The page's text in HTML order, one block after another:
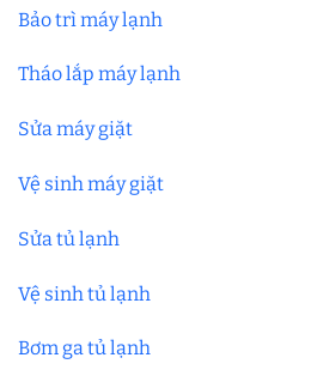
Bảo trì máy lạnh
Tháo lắp máy lạnh
Sửa máy giặt
Vệ sinh máy giặt
Sửa tủ lạnh
Vệ sinh tủ lạnh
Bơm ga tủ lạnh